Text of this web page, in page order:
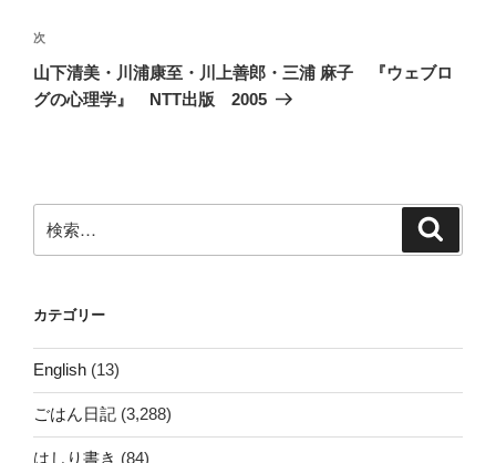
ゲ
ー
シ
次
の
投
次
山下清美・川浦康至・川上善郎・三浦 麻子 『ウェブロ
グの心理学』 NTT出版 2005
索:
カテゴリー
English (13)
ごはん日記 (3,288)
はしり書き (84)